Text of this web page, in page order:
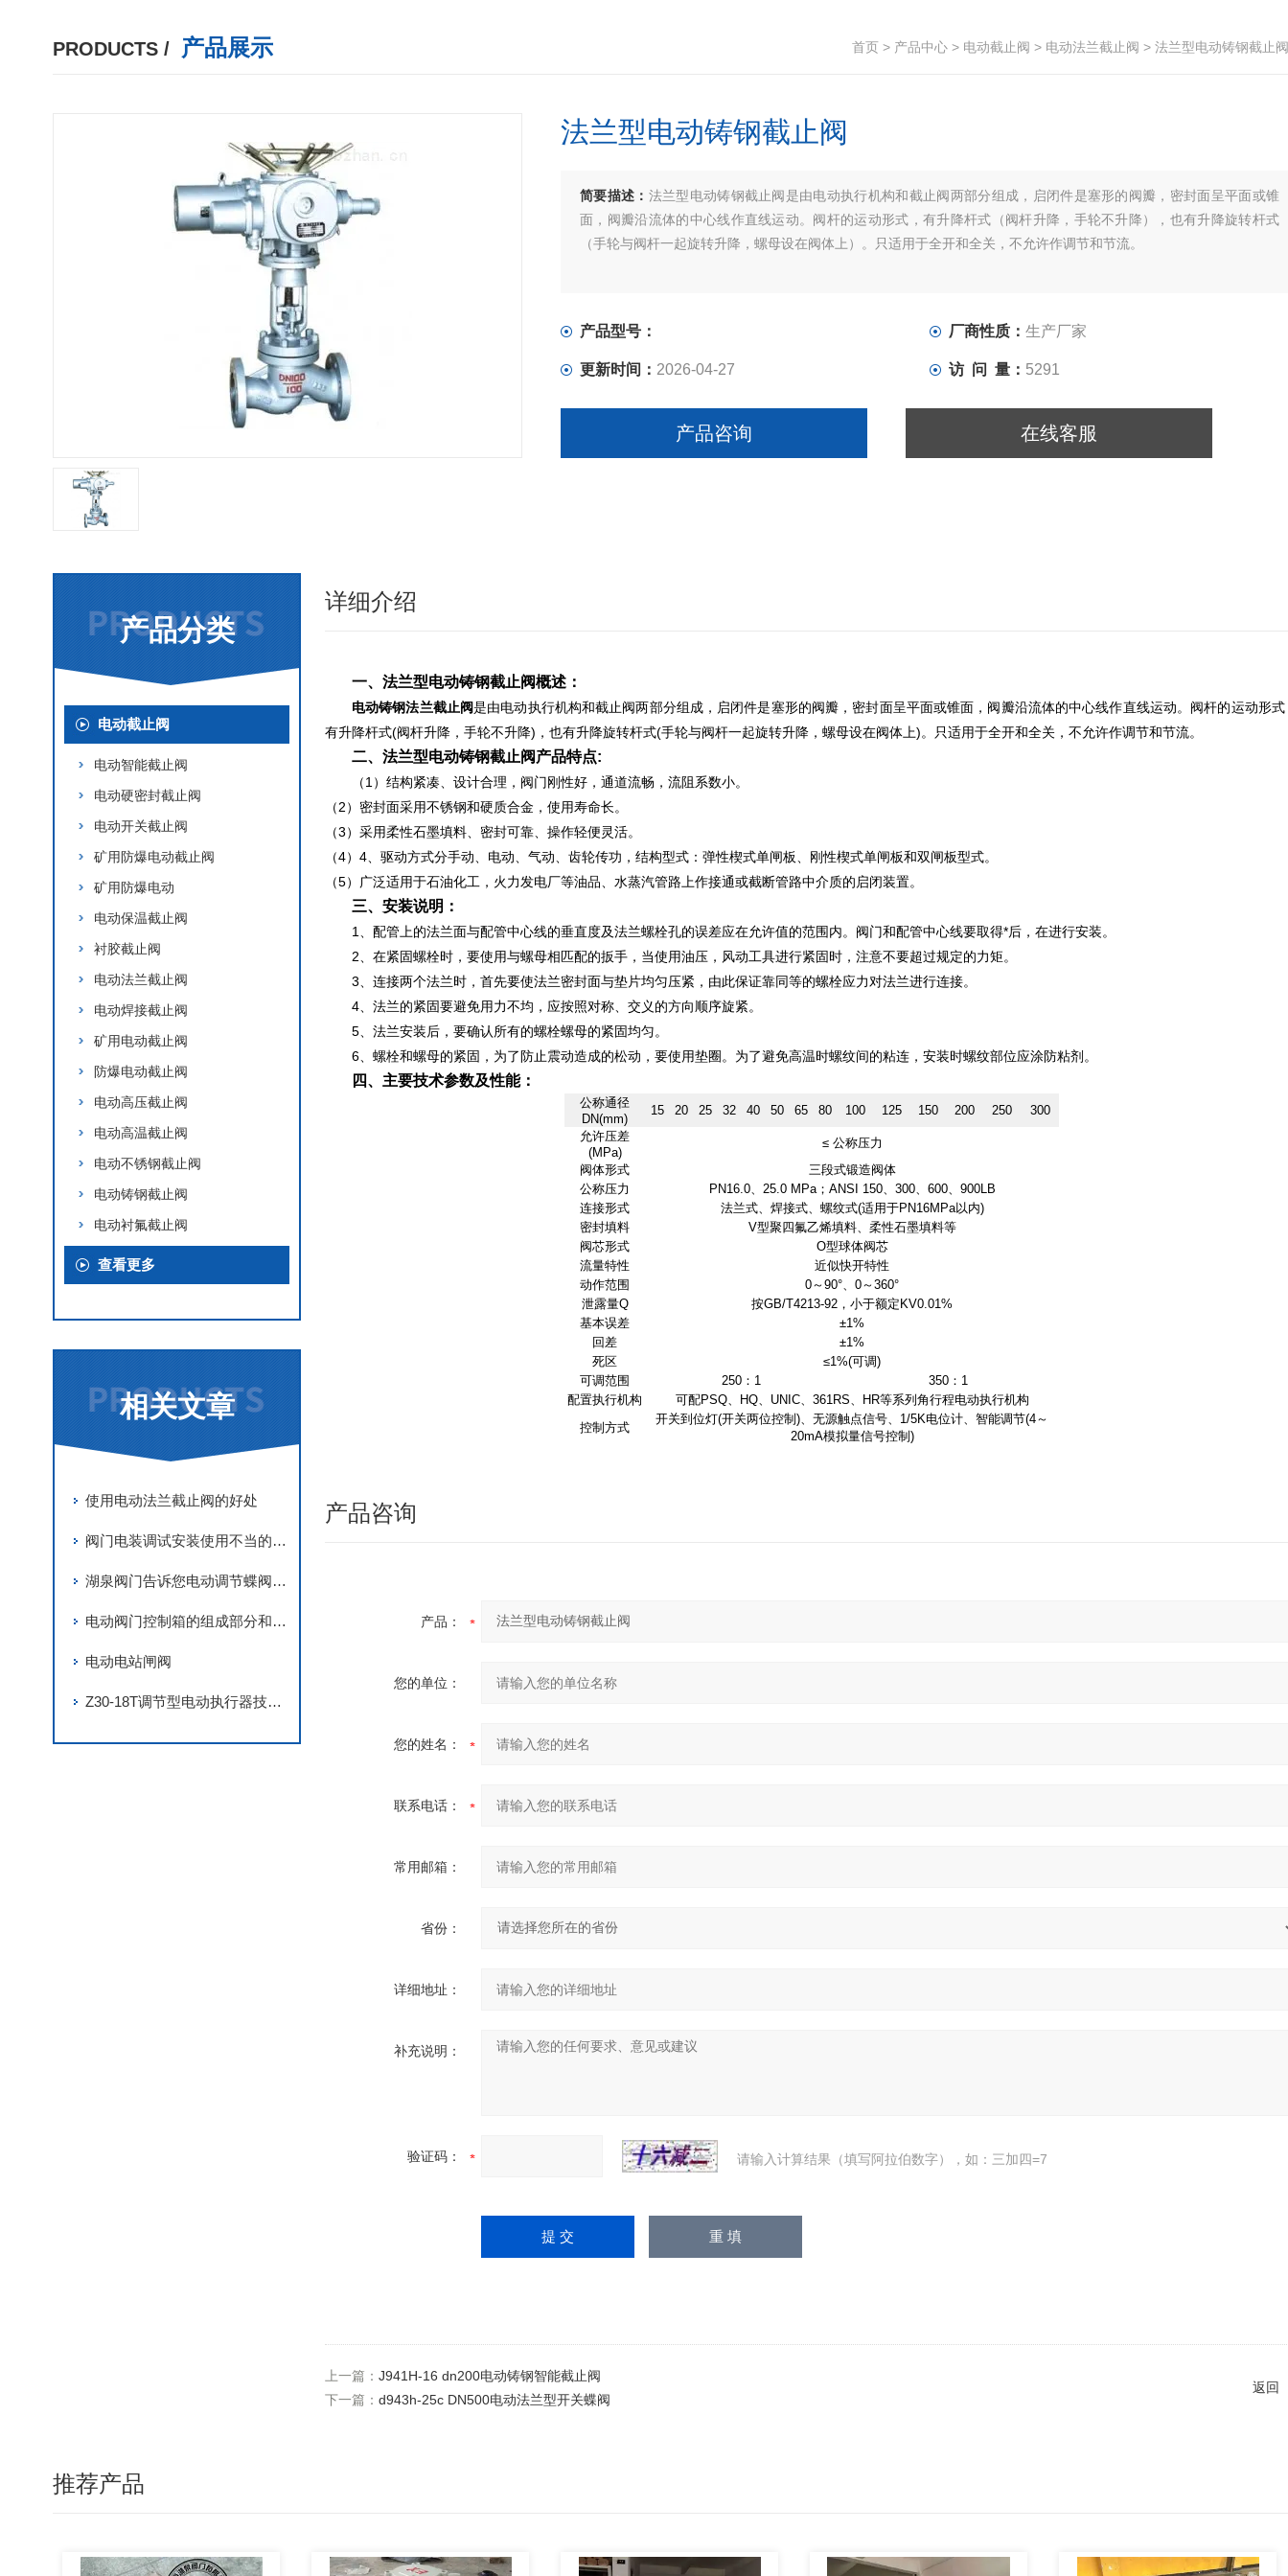
PRODUCTS / 产品展示 首页 > 产品中心 > 电动截止阀 > 电动法兰截止阀 > 法兰型电动铸钢截止阀
法兰型电动铸钢截止阀
简要描述： 法兰型电动铸钢截止阀是由电动执行机构和截止阀两部分组成，启闭件是塞形的阀瓣，密封面呈平面或锥
面，阀瓣沿流体的中心线作直线运动。阀杆的运动形式，有升降杆式（阀杆升降，手轮不升降），也有升降旋转杆式
（手轮与阀杆一起旋转升降，螺母设在阀体上）。只适用于全开和全关，不允许作调节和节流。
产品型号： 厂商性质： 生产厂家
更新时间： 2026-04-27 访 问 量： 5291
产品咨询 在线客服
产品分类
电动截止阀
电动智能截止阀
电动硬密封截止阀
电动开关截止阀
矿用防爆电动截止阀
矿用防爆电动
电动保温截止阀
衬胶截止阀
电动法兰截止阀
电动焊接截止阀
矿用电动截止阀
防爆电动截止阀
电动高压截止阀
电动高温截止阀
电动不锈钢截止阀
电动铸钢截止阀
电动衬氟截止阀
查看更多
相关文章
使用电动法兰截止阀的好处
阀门电装调试安装使用不当的措施
湖泉阀门告诉您电动调节蝶阀的使用技巧
电动阀门控制箱的组成部分和使用流程
电动电站闸阀
Z30-18T调节型电动执行器技术参数
详细介绍
一、 法兰型电动铸钢截止阀概述：
电动铸钢法兰截止阀是由电动执行机构和截止阀两部分组成，启闭件是塞形的阀瓣，密封面呈平面或锥面，阀瓣沿流体的中心线作直线运动。阀杆的运动形式
有升降杆式(阀杆升降，手轮不升降)，也有升降旋转杆式(手轮与阀杆一起旋转升降，螺母设在阀体上)。只适用于全开和全关，不允许作调节和节流。
二、 法兰型电动铸钢截止阀产品特点:
（1）结构紧凑、设计合理，阀门刚性好，通道流畅，流阻系数小。
（2）密封面采用不锈钢和硬质合金，使用寿命长。
（3）采用柔性石墨填料、密封可靠、操作轻便灵活。
（4）4、驱动方式分手动、电动、气动、齿轮传功，结构型式：弹性楔式单闸板、刚性楔式单闸板和双闸板型式。
（5）广泛适用于石油化工，火力发电厂等油品、水蒸汽管路上作接通或截断管路中介质的启闭装置。
三、安装说明：
1、配管上的法兰面与配管中心线的垂直度及法兰螺栓孔的误差应在允许值的范围内。阀门和配管中心线要取得*后，在进行安装。
2、在紧固螺栓时，要使用与螺母相匹配的扳手，当使用油压，风动工具进行紧固时，注意不要超过规定的力矩。
3、连接两个法兰时，首先要使法兰密封面与垫片均匀压紧，由此保证靠同等的螺栓应力对法兰进行连接。
4、法兰的紧固要避免用力不均，应按照对称、交义的方向顺序旋紧。
5、法兰安装后，要确认所有的螺栓螺母的紧固均匀。
6、螺栓和螺母的紧固，为了防止震动造成的松动，要使用垫圈。为了避免高温时螺纹间的粘连，安装时螺纹部位应涂防粘剂。
四、主要技术参数及性能：
公称通径
DN(mm)
15 20 25 32 40 50 65 80 100 125 150 200 250
300
允许压差
(MPa)
≤ 公称压力
阀体形式
三段式锻造阀体
公称压力
PN16.0、25.0 MPa；ANSI 150、300、600、900LB
连接形式
法兰式、焊接式、螺纹式(适用于PN16MPa以内)
密封填料
V型聚四氟乙烯填料、柔性石墨填料等
阀芯形式
O型球体阀芯
流量特性
近似快开特性
动作范围
0～90°、0～360°
泄露量Q
按GB/T4213-92，小于额定KV0.01%
基本误差
±1%
回差
±1%
死区
≤1%(可调)
可调范围
250：1
350：1
配置执行机构
可配PSQ、HQ、UNIC、361RS、HR等系列角行程电动执行机构
控制方式
开关到位灯(开关两位控制)、无源触点信号、1/5K电位计、智能调节(4～
20mA模拟量信号控制)
产品咨询
产品：
您的单位：
您的姓名：
联系电话：
常用邮箱：
省份：
详细地址：
补充说明：
验证码： 请输入计算结果（填写阿拉伯数字），如：三加四=7
上一篇： J941H-16 dn200电动铸钢智能截止阀
下一篇： d943h-25c DN500电动法兰型开关蝶阀
返回
推荐产品